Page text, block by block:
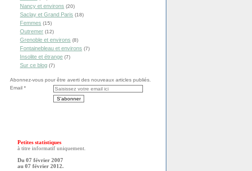
Nancy et environs (20)
Saclay et Grand Paris (18)
Femmes (15)
Outremer (12)
Grenoble et environs (8)
Fontainebleau et environs (7)
Insolite et étrange (7)
Sur ce blog (7)
Abonnez-vous pour être averti des nouveaux articles publiés.
Email
Petites statistiques
à titre informatif uniquement.
Du 07 février 2007
au 07 février 2012.